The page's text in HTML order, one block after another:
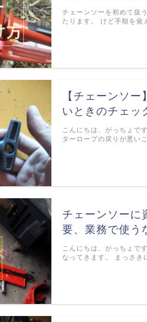
チェーンソーを初めて扱
たります。 けど手順を覚
【チェーンソ
いときのチェッ
こんにちは、がっちょで
ターロープの戻りが悪い
チェーンソーに
要、業務で使う
こんにちは、がっちょで
なってきます。 まっさき